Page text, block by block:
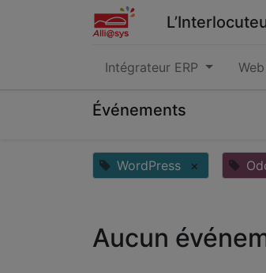
Intégrateur ERP
Événements
WordPress ×
Aucun